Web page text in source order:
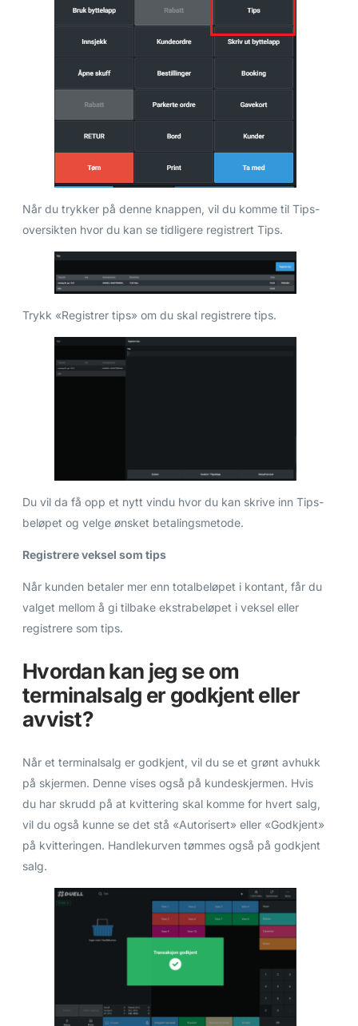
Når du trykker på denne knappen, vil du komme til Tips-
oversikten hvor du kan se tidligere registrert Tips.
Trykk «Registrer tips» om du skal registrere tips.
Du vil da få opp et nytt vindu hvor du kan skrive inn Tips-
beløpet og velge ønsket betalingsmetode.
Registrere veksel som tips
Når kunden betaler mer enn totalbeløpet i kontant, får du
valget mellom å gi tilbake ekstrabeløpet i veksel eller
registrere som tips.
Hvordan kan jeg se om
terminalsalg er godkjent eller
avvist?
Når et terminalsalg er godkjent, vil du se et grønt avhukk
på skjermen. Denne vises også på kundeskjermen. Hvis
du har skrudd på at kvittering skal komme for hvert salg,
vil du også kunne se det stå «Autorisert» eller «Godkjent»
på kvitteringen. Handlekurven tømmes også på godkjent
salg.